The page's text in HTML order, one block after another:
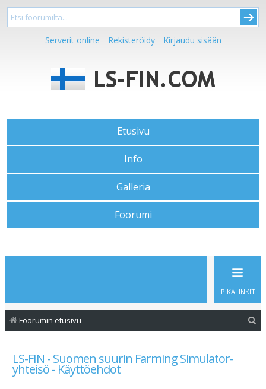
Serverit online Rekisteröidy Kirjaudu sisään
Etusivu
Info
Galleria
Foorumi
PIKALINKIT
Foorumin etusivu
LS-FIN - Suomen suurin Farming Simulator-
yhteisö - Käyttöehdot